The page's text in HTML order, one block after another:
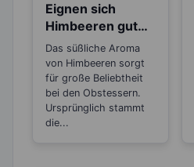
Eignen sich
Himbeeren gut
zum Abnehmen?
Das süßliche Aroma
von Himbeeren sorgt
für große Beliebtheit
bei den Obstessern.
Ursprünglich stammt
die...